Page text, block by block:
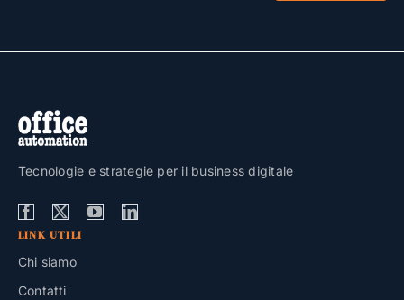
Tecnologie e strategie per il business digitale
LINK UTILI
Chi siamo
Contatti